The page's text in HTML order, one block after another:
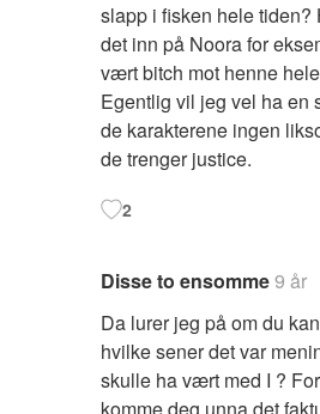
slapp i fisken hele tiden?
det inn på Noora for
vært bitch mot henne
Egentlig vil jeg vel ha en
de karakterene ingen
de trenger justice.
2
Disse to ensomme9 år
Da lurer jeg på om du
hvilke sener det var
skulle ha vært med I ?